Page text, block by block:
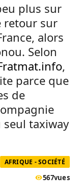
plus sur
retour sur
alors
Selon
,
parce que
de
taxiway
AFRIQUE - SOCIÉTÉ
567vues